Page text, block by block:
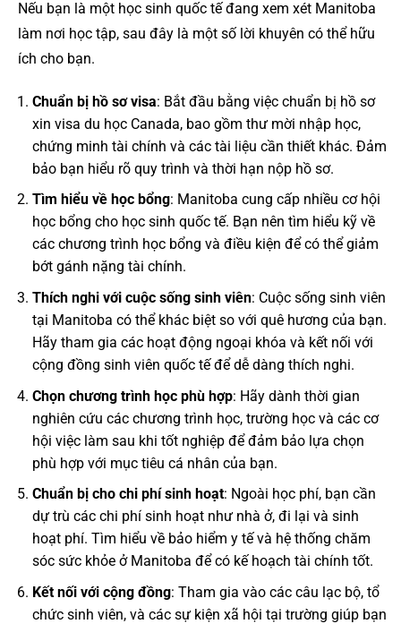
Nếu bạn là một học sinh quốc tế đang xem xét Manitoba
làm nơi học tập, sau đây là một số lời khuyên có thể hữu
ích cho bạn.
Chuẩn bị hồ sơ visa: Bắt đầu bằng việc chuẩn bị hồ sơ
xin visa du học Canada, bao gồm thư mời nhập học,
chứng minh tài chính và các tài liệu cần thiết khác. Đảm
bảo bạn hiểu rõ quy trình và thời hạn nộp hồ sơ.
Tìm hiểu về học bổng: Manitoba cung cấp nhiều cơ hội
học bổng cho học sinh quốc tế. Bạn nên tìm hiểu kỹ về
các chương trình học bổng và điều kiện để có thể giảm
bớt gánh nặng tài chính.
Thích nghi với cuộc sống sinh viên: Cuộc sống sinh viên
tại Manitoba có thể khác biệt so với quê hương của bạn.
Hãy tham gia các hoạt động ngoại khóa và kết nối với
cộng đồng sinh viên quốc tế để dễ dàng thích nghi.
Chọn chương trình học phù hợp: Hãy dành thời gian
nghiên cứu các chương trình học, trường học và các cơ
hội việc làm sau khi tốt nghiệp để đảm bảo lựa chọn
phù hợp với mục tiêu cá nhân của bạn.
Chuẩn bị cho chi phí sinh hoạt: Ngoài học phí, bạn cần
dự trù các chi phí sinh hoạt như nhà ở, đi lại và sinh
hoạt phí. Tìm hiểu về bảo hiểm y tế và hệ thống chăm
sóc sức khỏe ở Manitoba để có kế hoạch tài chính tốt.
Kết nối với cộng đồng: Tham gia vào các câu lạc bộ, tổ
chức sinh viên, và các sự kiện xã hội tại trường giúp bạn